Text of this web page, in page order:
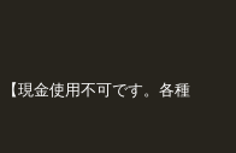
現金使用不可です。各種